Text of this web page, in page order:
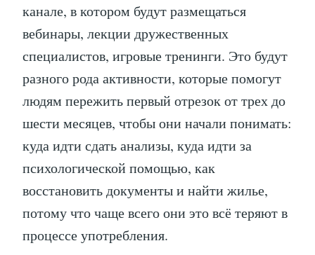
канале, в котором будут размещаться
вебинары, лекции дружественных
специалистов, игровые тренинги. Это будут
разного рода активности, которые помогут
людям пережить первый отрезок от трех до
шести месяцев, чтобы они начали понимать:
куда идти сдать анализы, куда идти за
психологической помощью, как
восстановить документы и найти жилье,
потому что чаще всего они это всё теряют в
процессе употребления.